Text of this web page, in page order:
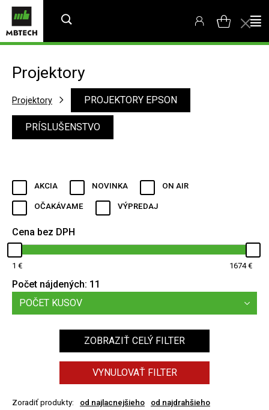
Projektory
Projektory PROJEKTORY EPSON
PRÍSLUŠENSTVO
AKCIA NOVINKA ON AIR
OČAKÁVAME VÝPREDAJ
Cena bez DPH
1 1674
Počet nájdených: 11
POČET KUSOV
ZOBRAZIŤ CELÝ FILTER
VYNULOVAŤ FILTER
Zoradiť produkty: od najlacnejšieho od najdrahšieho